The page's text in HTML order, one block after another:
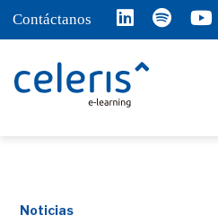
Contáctanos
Noticias